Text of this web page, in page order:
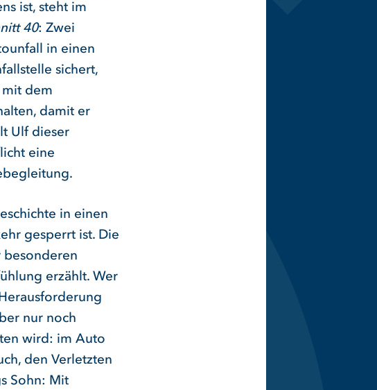
ist, steht im
40: Zwei
in einen
sichert,
mit dem
damit er
Ulf dieser
eine
in einen
gesperrt ist. Die
besonderen
erzählt. Wer
nur noch
wird: im Auto
den Verletzten
Sohn: Mit